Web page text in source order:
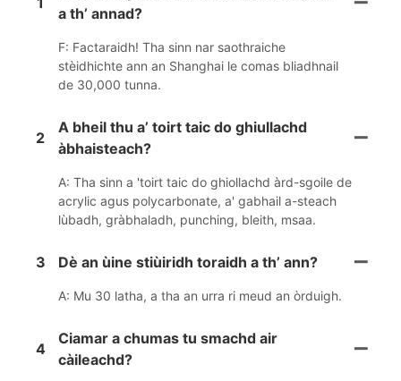
a th’ annad?
F: Factaraidh! Tha sinn nar saothraiche
stèidhichte ann an Shanghai le comas bliadhnail
de 30,000 tunna.
2
A bheil thu a’ toirt taic do ghiullachd
àbhaisteach?
A: Tha sinn a 'toirt taic do ghiollachd àrd-sgoile de
acrylic agus polycarbonate, a' gabhail a-steach
lùbadh, gràbhaladh, punching, bleith, msaa.
3 Dè an ùine stiùiridh toraidh a th’ ann?
A: Mu 30 latha, a tha an urra ri meud an òrduigh.
4
Ciamar a chumas tu smachd air
càileachd?